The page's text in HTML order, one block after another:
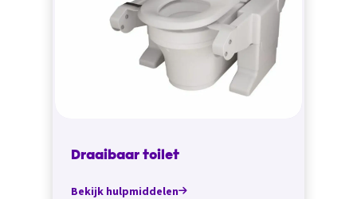
Draaibaar toilet
Bekijk hulpmiddelen